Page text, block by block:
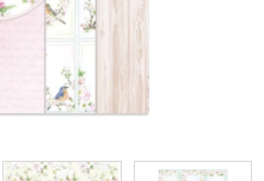
Oblíbené ♥️
Ověřování recenzí